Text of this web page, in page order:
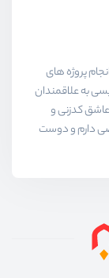
انجام پروژه های
به علاقمندان
کدزنی و
دارم و دوست